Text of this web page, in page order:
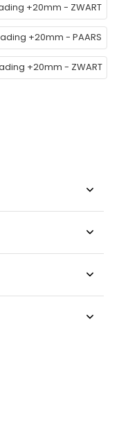
+20mm - ZWART
+20mm - PAARS
+20mm - ZWART